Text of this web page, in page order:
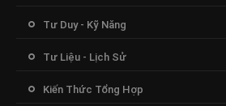
Tư Duy - Kỹ Năng
Tư Liệu - Lịch Sử
Kiến Thức Tổng Hợp